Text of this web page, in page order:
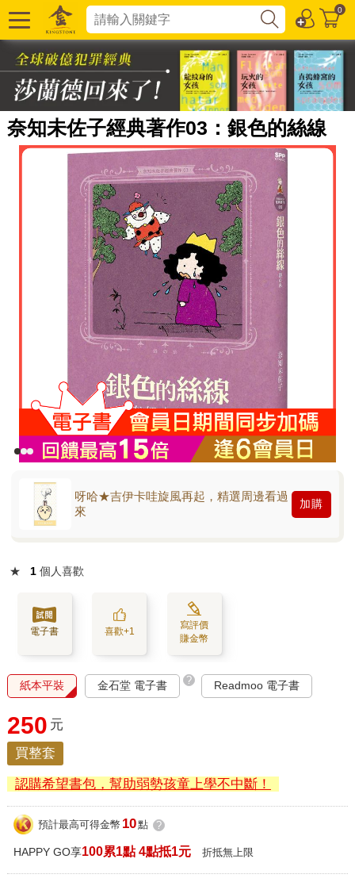
0
奈知未佐子經典著作03：銀色的絲線
呀哈★吉伊卡哇旋風再起，精選周邊看過
來
加購
★ 1 個人喜歡
電子書 喜歡+1
寫評價
賺金幣
紙本平裝 金石堂 電子書 ? Readmoo 電子書
250 元
買整套
認購希望書包，幫助弱勢孩童上學不中斷！
預計最高可得金幣 10點 ?
HAPPY GO享100累1點 4點抵1元 折抵無上限